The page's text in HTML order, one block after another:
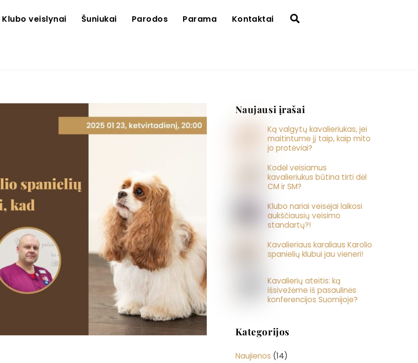
Search
Klubo veislynai Šuniukai Parodos Parama Kontaktai
Naujausi įrašai
Ką valgytų kavalieriukas, jei
maitintume jį taip, kaip mito
jo protėviai?
Kodėl veisiamus
kavalieriukus būtina tirti dėl
CM ir SM?
Klubo nariai veisėjai laikosi
aukščiausių veisimo
standartų?!
Kavalieriaus karaliaus Karolio
spanielių klubui jau vieneri!
Kavalierių ateitis: ką
išsivežėme iš pasaulinės
konferencijos Suomijoje?
Kategorijos
Naujienos (14)